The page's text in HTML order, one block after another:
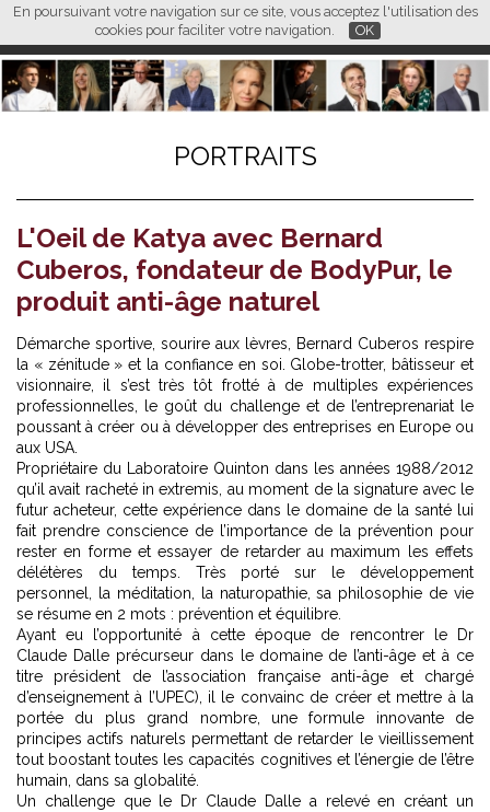
En poursuivant votre navigation sur ce site, vous acceptez l'utilisation des
cookies pour faciliter votre navigation.
OK
FR EN CN
L M
PORTRAITS
L'Oeil de Katya avec Bernard
Cuberos, fondateur de BodyPur, le
produit anti-âge naturel
Démarche sportive, sourire aux lèvres, Bernard Cuberos respire
la « zénitude » et la confiance en soi. Globe-trotter, bâtisseur et
visionnaire, il s’est très tôt frotté à de multiples expériences
professionnelles, le goût du challenge et de l’entreprenariat le
poussant à créer ou à développer des entreprises en Europe ou
aux USA.
Propriétaire du Laboratoire Quinton dans les années 1988/2012
qu’il avait racheté in extremis, au moment de la signature avec le
futur acheteur, cette expérience dans le domaine de la santé lui
fait prendre conscience de l’importance de la prévention pour
rester en forme et essayer de retarder au maximum les effets
délétères du temps. Très porté sur le développement
personnel, la méditation, la naturopathie, sa philosophie de vie
se résume en 2 mots : prévention et équilibre.
Ayant eu l’opportunité à cette époque de rencontrer le Dr
Claude Dalle précurseur dans le domaine de l’anti-âge et à ce
titre président de l’association française anti-âge et chargé
d’enseignement à l’UPEC), il le convainc de créer et mettre à la
portée du plus grand nombre, une formule innovante de
principes actifs naturels permettant de retarder le vieillissement
tout boostant toutes les capacités cognitives et l’énergie de l’être
humain, dans sa globalité.
Un challenge que le Dr Claude Dalle a relevé en créant un